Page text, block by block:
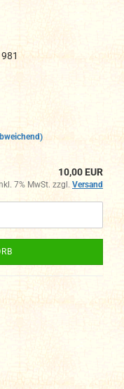
10,00 EUR
7% MwSt. zzgl. Versand